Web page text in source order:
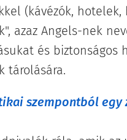
(kávézók,
azaz Angels-nek
és biztonságos
tárolására.
szempontból